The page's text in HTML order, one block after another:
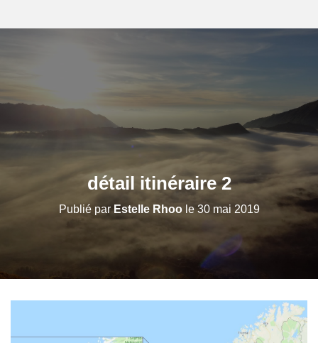
détail itinéraire 2
Publié parEstelle Rhoole30 mai 2019